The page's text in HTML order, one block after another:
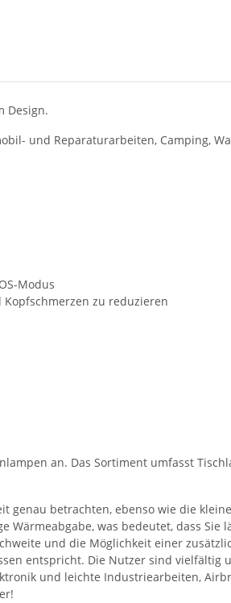
Design.
und Reparaturarbeiten, Camping,
Modus
zu reduzieren
an. Das Sortiment umfasst
betrachten, ebenso wie die
was bedeutet, dass
und die Möglichkeit einer
entspricht. Die Nutzer sind vielfältig
und leichte Industriearbeiten,